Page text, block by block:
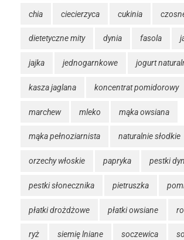
chia ciecierzyca cukinia
dietetyczne mity dynia fasola
jajka jednogarnkowe jogurt
kasza jaglana koncentrat pomidorowy
marchew mleko mąka owsiana
mąka pełnoziarnista naturalnie słodkie
orzechy włoskie papryka pestki
pestki słonecznika pietruszka
płatki drożdżowe płatki owsiane
ryż siemię lniane soczewica